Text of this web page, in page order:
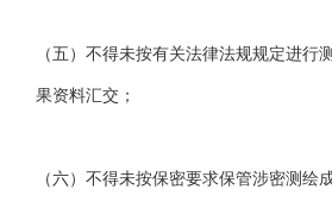
（五）不得未按有关法律法规规定进行
果资料汇交；
（六）不得未按保密要求保管涉密测绘